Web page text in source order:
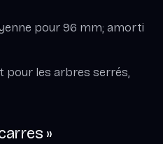
pour 96 mm; amorti
pour les arbres serrés,
»